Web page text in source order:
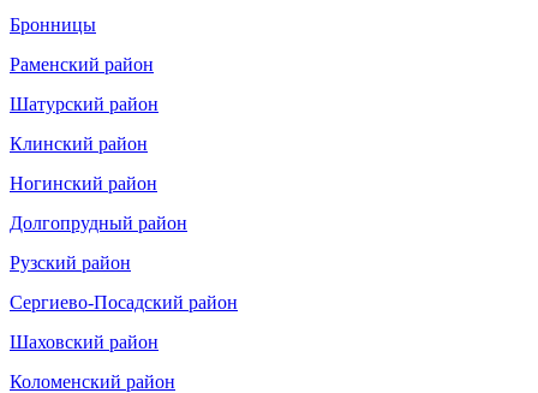
Бронницы
Раменский район
Шатурский район
Клинский район
Ногинский район
Долгопрудный район
Рузский район
Сергиево-Посадский район
Шаховский район
Коломенский район